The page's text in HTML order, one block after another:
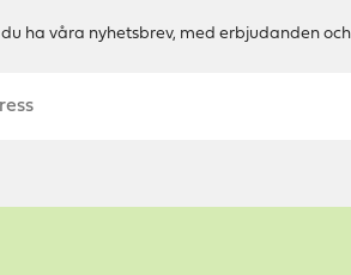
du ha våra nyhetsbrev, med erbjudanden